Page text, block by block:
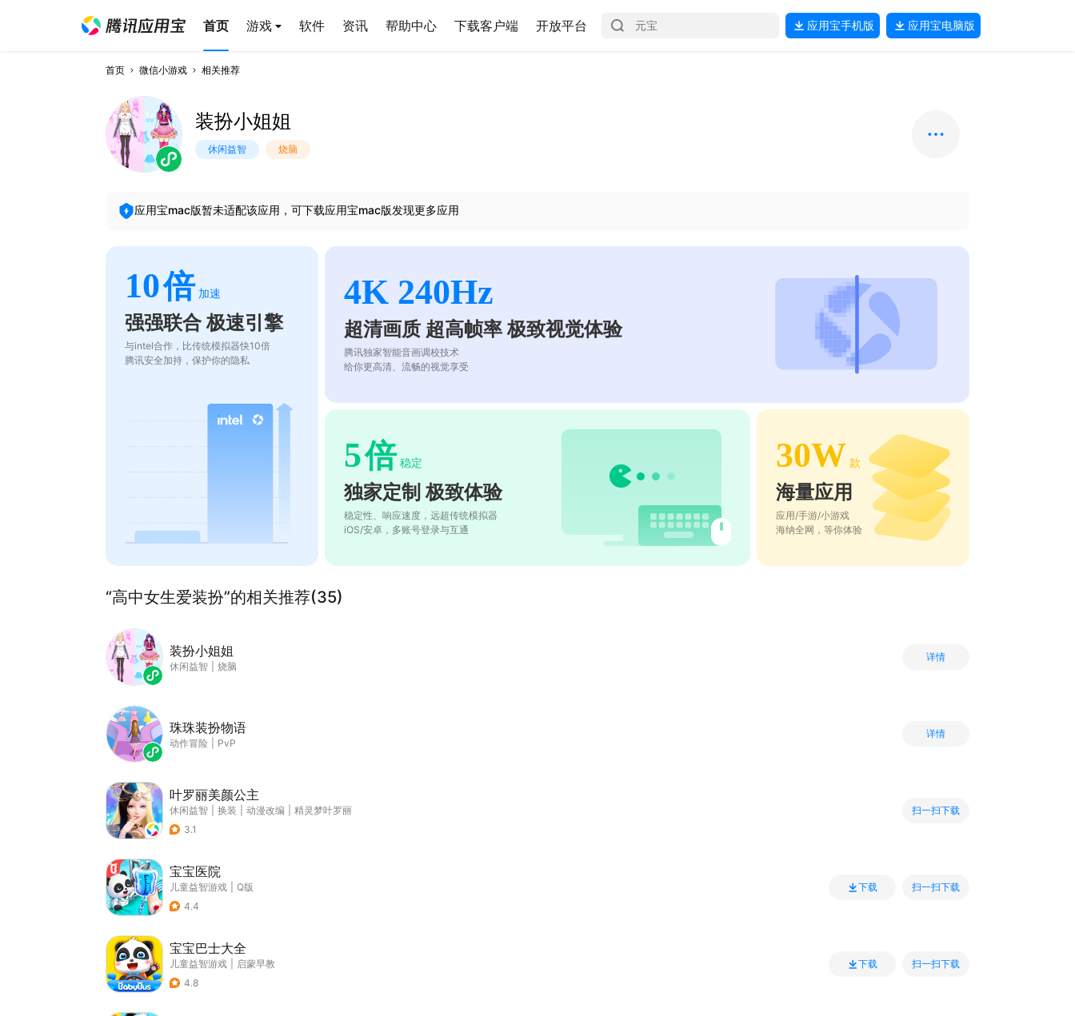
首页 游戏 软件 资讯 帮助中心 下载客户端 开放平台 应用宝手机版 应用宝电脑版
首页 微信小游戏 相关推荐
装扮小姐姐
休闲益智 烧脑
应用宝mac版暂未适配该应用，可下载应用宝mac版发现更多应用
10倍 加速
强强联合 极速引擎
与intel合作，比传统模拟器快10倍
腾讯安全加持，保护你的隐私
4K 240Hz
超清画质 超高帧率 极致视觉体验
腾讯独家智能音画调校技术
给你更高清、流畅的视觉享受
5倍 稳定
独家定制 极致体验
稳定性、响应速度，远超传统模拟器
iOS/安卓，多账号登录与互通
30W 款
海量应用
应用/手游/小游戏
海纳全网，等你体验
“高中女生爱装扮”的相关推荐(35)
装扮小姐姐
休闲益智 烧脑
详情
珠珠装扮物语
动作冒险 PvP
详情
叶罗丽美颜公主
休闲益智 换装 动漫改编
精灵梦叶罗丽
3.1
扫一扫下载
宝宝医院
儿童益智游戏
Q版
4.4
下载 扫一扫下载
宝宝巴士大全
儿童益智游戏
启蒙早教
4.8
下载 扫一扫下载